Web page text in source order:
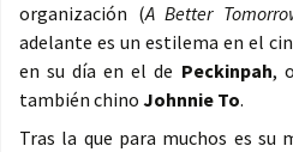
organización (A Better
adelante es un estilema en el
en su día en el de Peckinpah,
también chino Johnnie To.
Tras la que para muchos es su